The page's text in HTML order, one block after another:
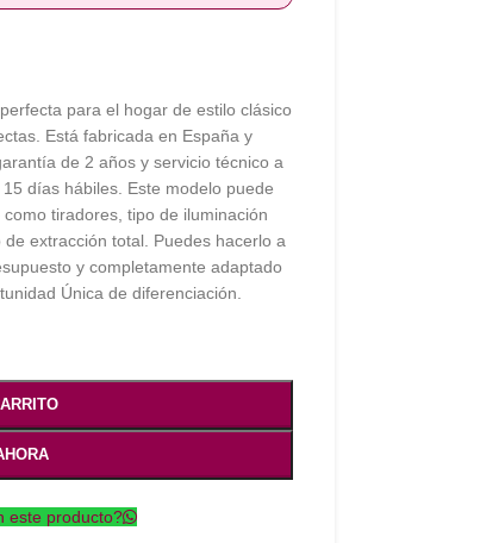
para el hogar de estilo clásico
Está fabricada en España y
de 2 años y servicio técnico a
días hábiles. Este modelo puede
tiradores, tipo de iluminación
extracción total. Puedes hacerlo a
y completamente adaptado
Única de diferenciación.
este producto?